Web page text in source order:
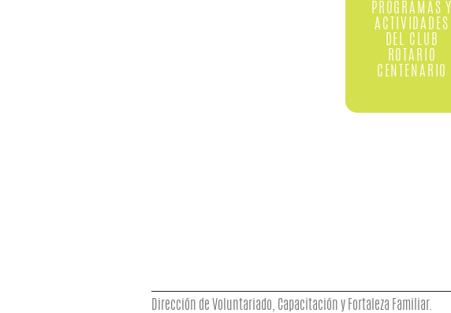
PROGRAMAS Y
ACTIVIDADES
DEL CLUB
ROTARIO
CENTENARIO
Dirección de Voluntariado, Capacitación y Fortaleza Familiar.